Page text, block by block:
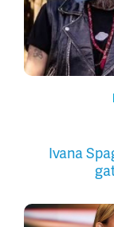
Ivana